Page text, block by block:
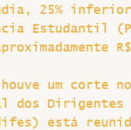
25%
Estudantil
um corte no
dos
está